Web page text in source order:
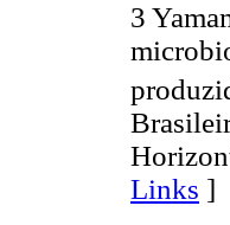
3
Links ]